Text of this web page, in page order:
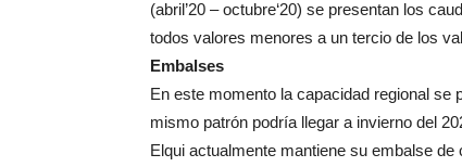
(abril’20 – octubre‘20) se presentan los
todos valores menores a un tercio de los
Embalses
En este momento la capacidad regional se
mismo patrón podría llegar a invierno del
Elqui actualmente mantiene su embalse